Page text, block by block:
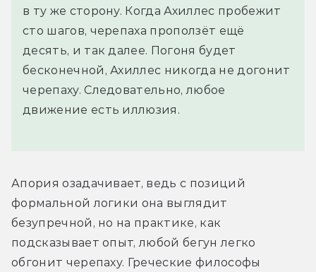
в ту же сторону. Когда Ахиллес пробежит
сто шагов, черепаха проползёт ещё
десять, и так далее. Погоня будет
бесконечной, Ахиллес никогда не догонит
черепаху. Следовательно, любое
движение есть иллюзия.
Апория озадачивает, ведь с позиций
формальной логики она выглядит
безупречной, но на практике, как
подсказывает опыт, любой бегун легко
обгонит черепаху. Греческие философы